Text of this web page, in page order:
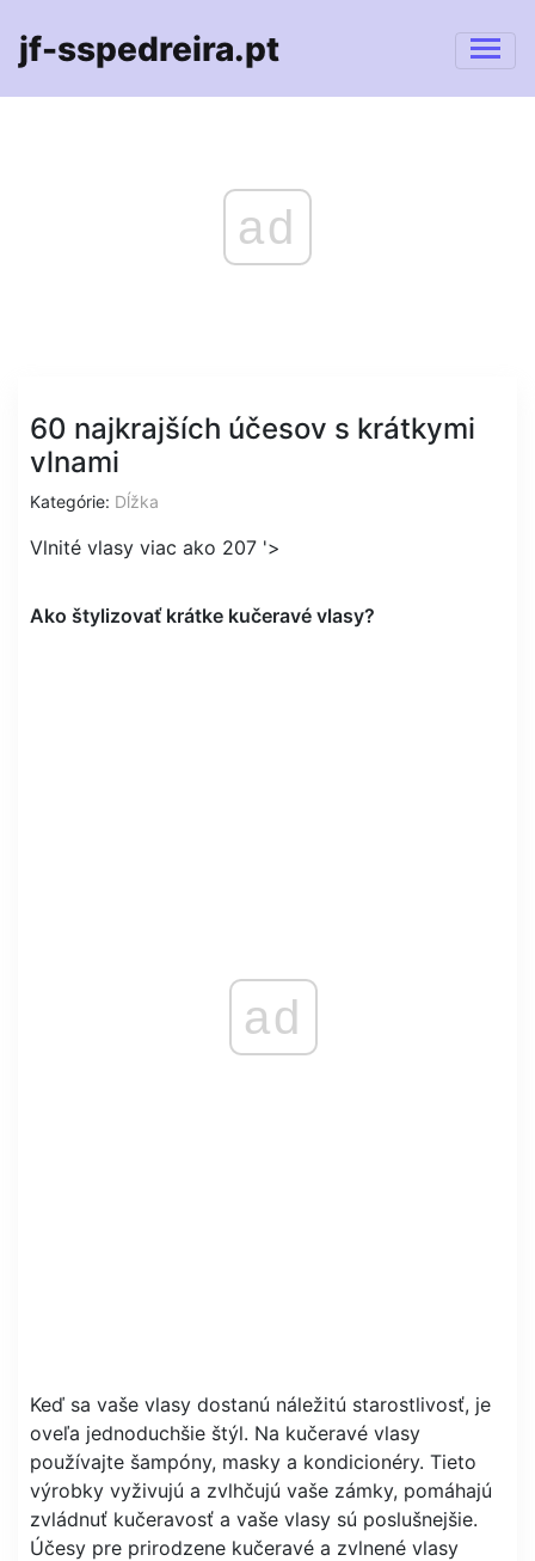
jf-sspedreira.pt
ad
60 najkrajších účesov s krátkymi
vlnami
Kategórie: Dĺžka
Vlnité vlasy viac ako 207 '>
Ako štylizovať krátke kučeravé vlasy?
ad
Keď sa vaše vlasy dostanú náležitú starostlivosť, je
oveľa jednoduchšie štýl. Na kučeravé vlasy
používajte šampóny, masky a kondicionéry. Tieto
výrobky vyživujú a zvlhčujú vaše zámky, pomáhajú
zvládnuť kučeravosť a vaše vlasy sú poslušnejšie.
Účesy pre prirodzene kučeravé a zvlnené vlasy